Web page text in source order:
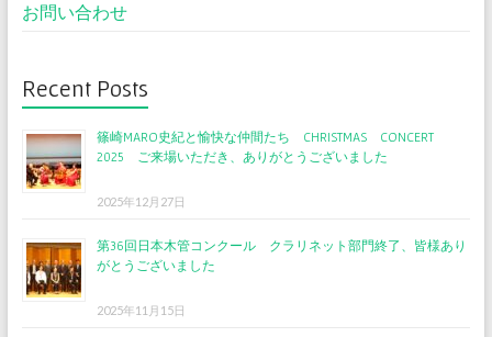
お問い合わせ
Recent Posts
篠崎MARO史紀と愉快な仲間たち CHRISTMAS CONCERT
2025 ご来場いただき、ありがとうございました
2025年12月27日
第36回日本木管コンクール クラリネット部門終了、皆様あり
がとうございました
2025年11月15日